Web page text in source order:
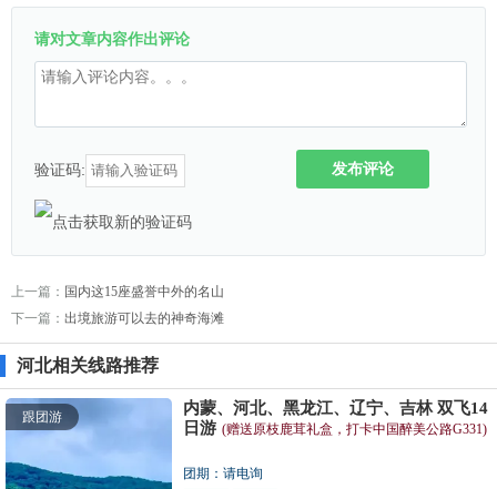
请对文章内容作出评论
验证码: 发布评论
上一篇： 国内这15座盛誉中外的名山
下一篇： 出境旅游可以去的神奇海滩
河北相关线路推荐
跟团游
内蒙、河北、黑龙江、辽宁、吉林 双飞14
日游 (赠送原枝鹿茸礼盒，打卡中国醉美公路G331)
团期：请电询